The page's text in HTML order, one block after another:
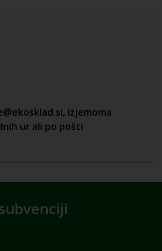
izjemoma
ur ali po pošti